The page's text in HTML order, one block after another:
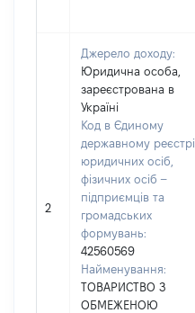
2
Джерело доходу:
Юридична особа,
зареєстрована в
Україні
Код в Єдиному
державному реєстрі
юридичних осіб,
фізичних осіб –
підприємців та
громадських
формувань:
42560569
Найменування:
ТОВАРИСТВО З
ОБМЕЖЕНОЮ